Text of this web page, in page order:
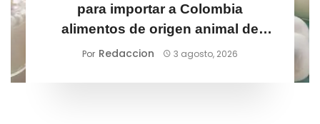
para importar a Colombia
alimentos de origen animal de
mayor riesgo sanitario
Por Redaccion 3 agosto, 2026